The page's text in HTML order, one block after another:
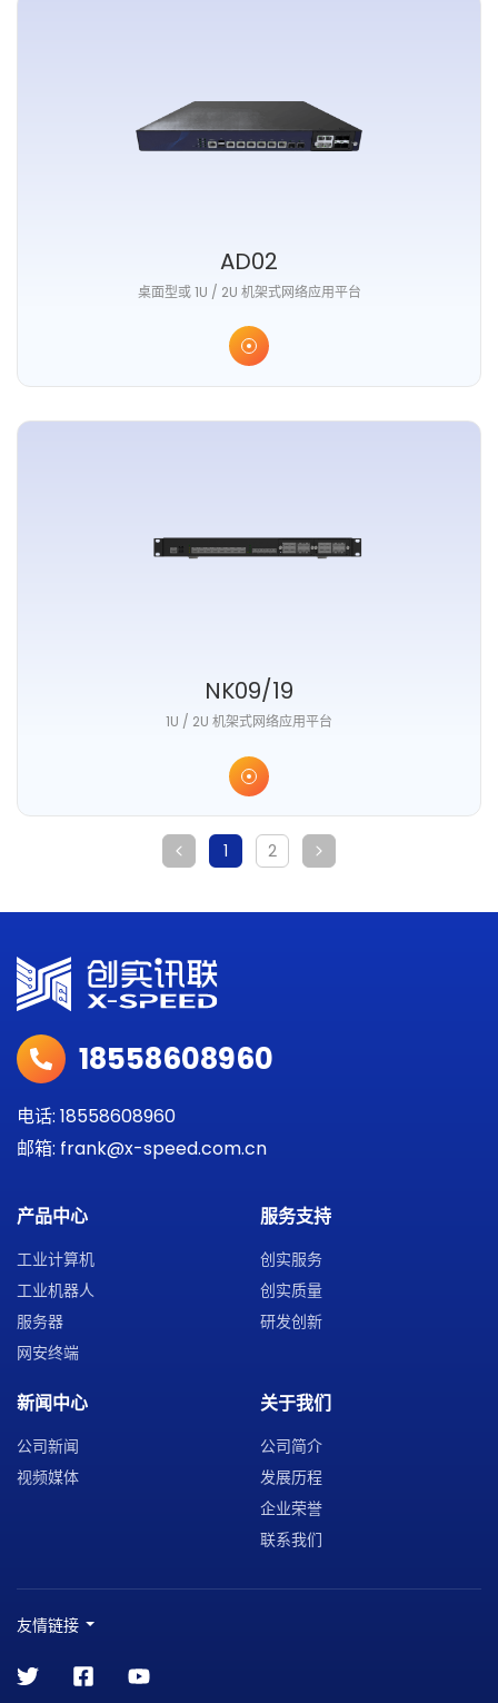
AD02
桌面型或 1U / 2U 机架式网络应用平台
NK09/19
1U / 2U 机架式网络应用平台
1 2
18558608960
电话: 18558608960
邮箱: frank@x-speed.com.cn
产品中心
工业计算机
工业机器人
服务器
网安终端
服务支持
创实服务
创实质量
研发创新
新闻中心
公司新闻
视频媒体
关于我们
公司简介
发展历程
企业荣誉
联系我们
友情链接